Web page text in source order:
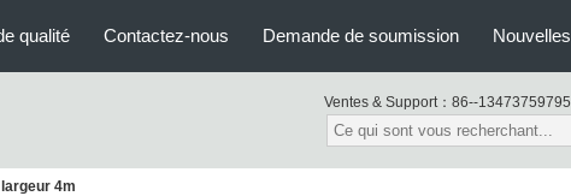
qualité Contactez-nous Demande de soumission Nouvelles
Ventes & Support： 86--13473759795
4m